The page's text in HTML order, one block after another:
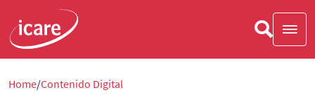
Home Contenido Digital